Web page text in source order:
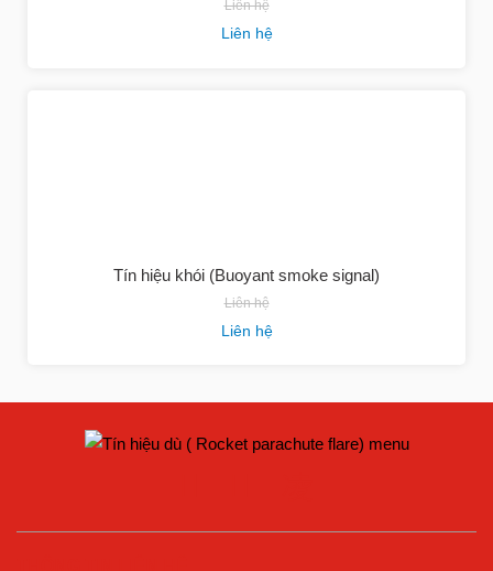
Liên hệ
Liên hệ
Tín hiệu khói (Buoyant smoke signal)
Liên hệ
Liên hệ